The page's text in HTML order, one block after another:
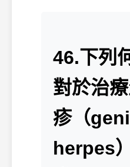
46.下列
對於治
疹（
herpes